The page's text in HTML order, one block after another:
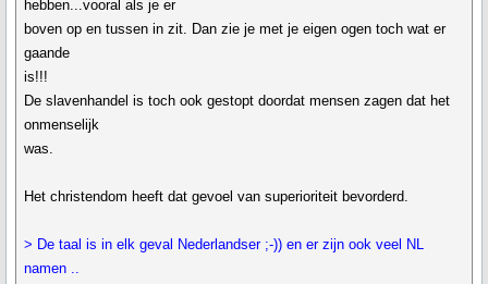
hebben...vooral als je er
boven op en tussen in zit. Dan zie je met je eigen ogen toch wat er
gaande
is!!!
De slavenhandel is toch ook gestopt doordat mensen zagen dat het
onmenselijk
was.
Het christendom heeft dat gevoel van superioriteit bevorderd.
> De taal is in elk geval Nederlandser ;-)) en er zijn ook veel NL
namen ..